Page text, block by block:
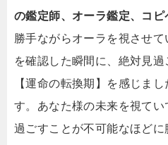
の鑑定師、オーラ鑑定、コピ
勝手ながらオーラを視させ
を確認した瞬間に、絶対見
【運命の転換期】を感じま
す。あなた様の未来を視て
過ごすことが不可能なほど